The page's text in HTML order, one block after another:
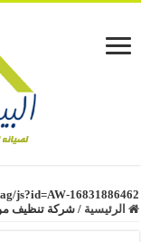
js?id=AW-16831886462
الرئيسية / شركة تنظيف